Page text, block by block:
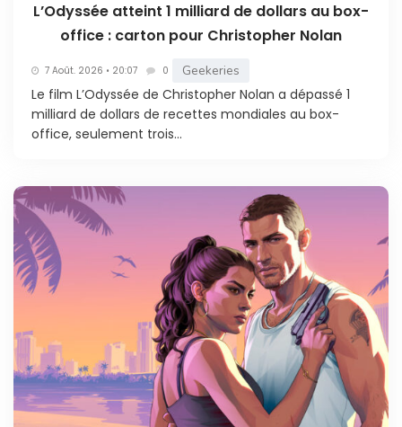
L’Odyssée atteint 1 milliard de dollars au box-
office : carton pour Christopher Nolan
7 Août. 2026 • 20:07 0 Geekeries
Le film L’Odyssée de Christopher Nolan a dépassé 1
milliard de dollars de recettes mondiales au box-
office, seulement trois...